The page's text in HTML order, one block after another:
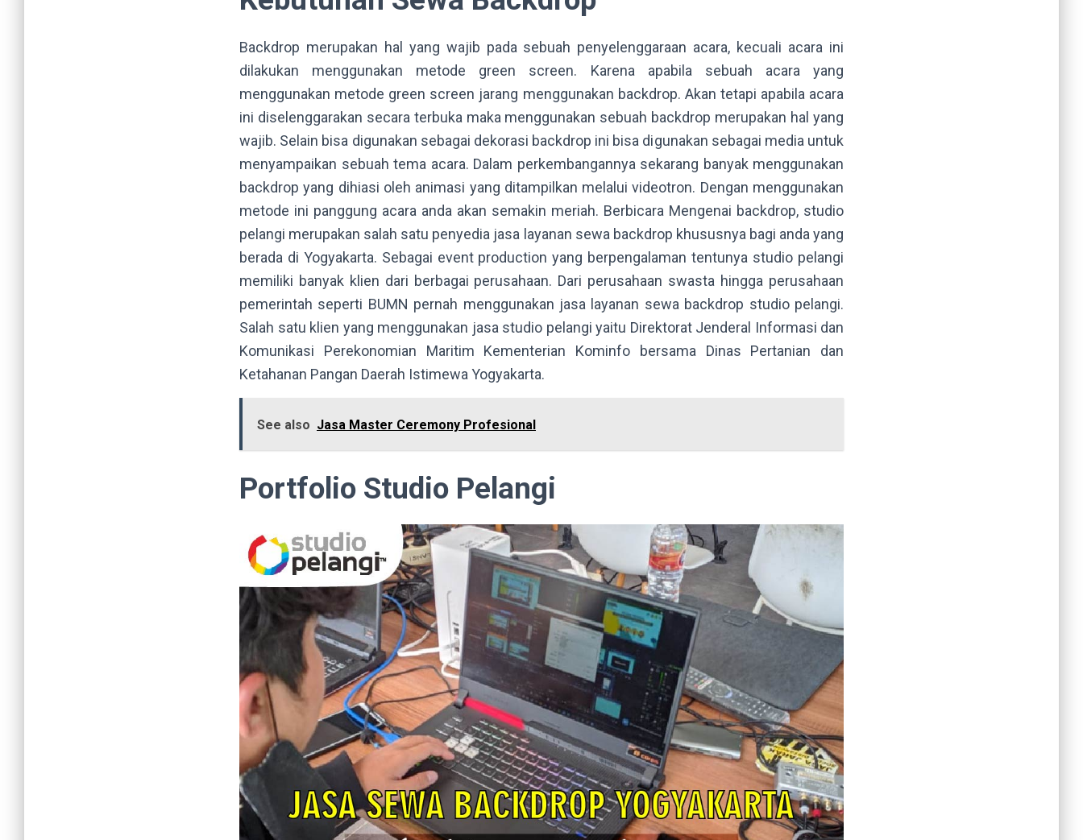
Backdrop merupakan hal yang wajib pada sebuah penyelenggaraan acara, kecuali acara ini
dilakukan menggunakan metode green screen. Karena apabila sebuah acara yang
menggunakan metode green screen jarang menggunakan backdrop. Akan tetapi apabila acara
ini diselenggarakan secara terbuka maka menggunakan sebuah backdrop merupakan hal yang
wajib. Selain bisa digunakan sebagai dekorasi backdrop ini bisa digunakan sebagai media untuk
menyampaikan sebuah tema acara. Dalam perkembangannya sekarang banyak menggunakan
backdrop yang dihiasi oleh animasi yang ditampilkan melalui videotron. Dengan menggunakan
metode ini panggung acara anda akan semakin meriah. Berbicara Mengenai backdrop, studio
pelangi merupakan salah satu penyedia jasa layanan sewa backdrop khususnya bagi anda yang
berada di Yogyakarta. Sebagai event production yang berpengalaman tentunya studio pelangi
memiliki banyak klien dari berbagai perusahaan. Dari perusahaan swasta hingga perusahaan
pemerintah seperti BUMN pernah menggunakan jasa layanan sewa backdrop studio pelangi.
Salah satu klien yang menggunakan jasa studio pelangi yaitu Direktorat Jenderal Informasi dan
Komunikasi Perekonomian Maritim Kementerian Kominfo bersama Dinas Pertanian dan
Ketahanan Pangan Daerah Istimewa Yogyakarta.
See also Jasa Master Ceremony Profesional
Portfolio Studio Pelangi